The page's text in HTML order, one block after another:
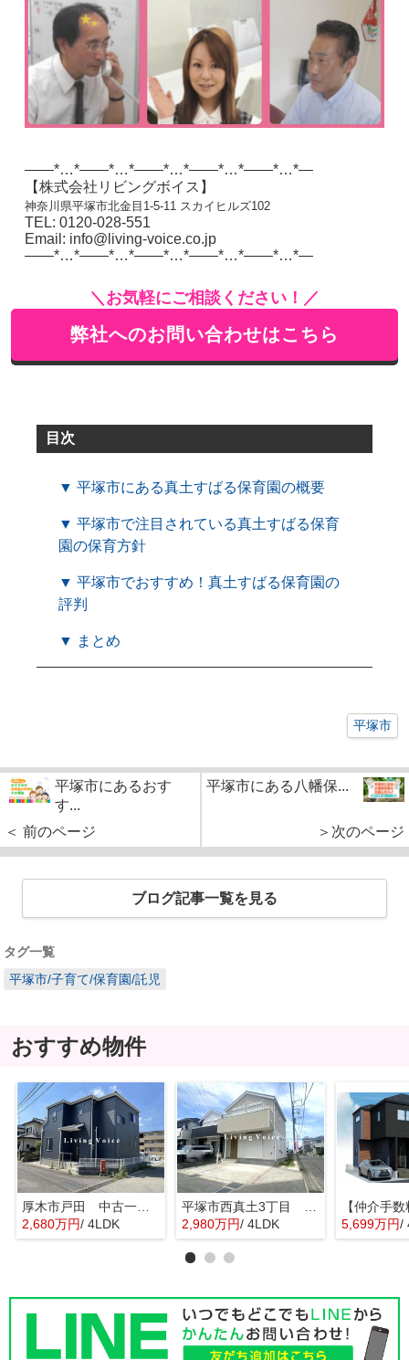
——*…*——*…*——*…*——*…*——*…*—
【株式会社リビングボイス】
神奈川県平塚市北金目1-5-11 スカイヒルズ102
TEL: 0120-028-551
Email: info@living-voice.co.jp
——*…*——*…*——*…*——*…*——*…*—
＼お気軽にご相談ください！／
弊社へのお問い合わせはこちら
目次
▼ 平塚市にある真土すばる保育園の概要
▼ 平塚市で注目されている真土すばる保育
園の保育方針
▼ 平塚市でおすすめ！真土すばる保育園の
評判
▼ まとめ
平塚市
平塚市にあるおす
す...
＜ 前のページ
平塚市にある八幡保...
＞次のページ
ブログ記事一覧を見る
タグ一覧
平塚市/子育て/保育園/託児
おすすめ物件
厚木市戸田 中古一戸建て
2,680万円/ 4LDK
2,980万円/ 4LDK 5,699万円/